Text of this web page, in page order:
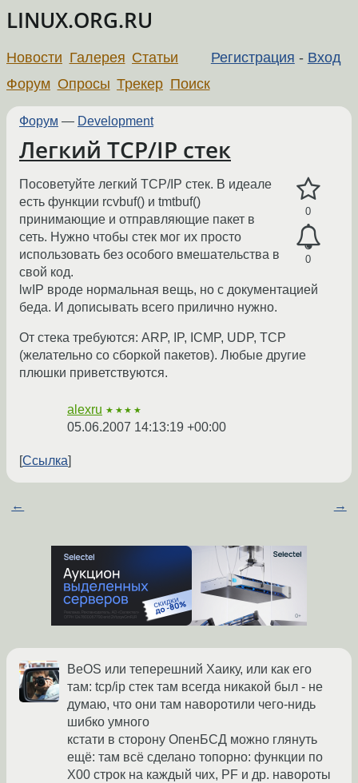
LINUX.ORG.RU
Регистрация - Вход
Новости Галерея Статьи
Форум Опросы Трекер Поиск
Форум — Development
Легкий TCP/IP стек
0
0
Посоветуйте легкий TCP/IP стек. В идеале
есть функции rcvbuf() и tmtbuf()
принимающие и отправляющие пакет в
сеть. Нужно чтобы стек мог их просто
использовать без особого вмешательства в
свой код.
lwIP вроде нормальная вещь, но с документацией
беда. И дописывать всего прилично нужно.
От стека требуются: ARP, IP, ICMP, UDP, TCP
(желательно со сборкой пакетов). Любые другие
плюшки приветствуются.
alexru ★★★★
05.06.2007 14:13:19 +00:00
Ссылка
← →
BeOS или теперешний Хаику, или как его
там: tcp/ip стек там всегда никакой был - не
думаю, что они там наворотили чего-нидь
шибко умного
кстати в сторону ОпенБСД можно глянуть
ещё: там всё сделано топорно: функции по
X00 строк на каждый чих, PF и др. навороты